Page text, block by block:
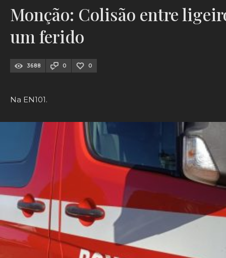
Monção: Colisão entre
um ferido
3688 0 0
Na EN101.